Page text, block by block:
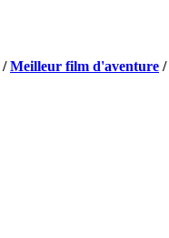
/Meilleur film d'aventure /